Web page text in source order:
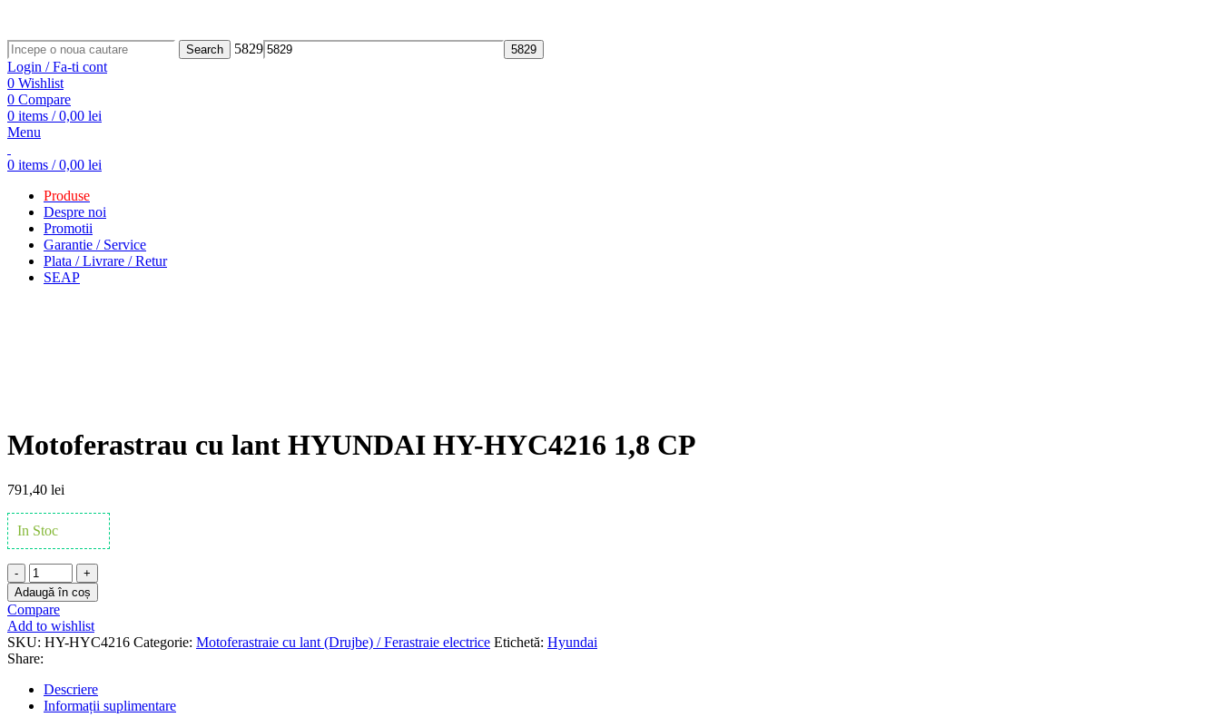
Search
5829
Login / Fa-ti cont
0 Wishlist
0 Compare
0 items / 0,00 lei
Menu
0 items / 0,00 lei
Produse
Despre noi
Promotii
Garantie / Service
Plata / Livrare / Retur
SEAP
Motoferastrau cu lant HYUNDAI HY-HYC4216 1,8 CP
791,40 lei
In Stoc
Cantitate
Motoferastrau
cu
lant
HYUNDAI
HY-
HYC4216
1,8
CP
Adaugă în coș
Compare
Add to wishlist
SKU: HY-HYC4216 Categorie: Motoferastraie cu lant (Drujbe) / Ferastraie electrice Etichetă: Hyundai
Share:
Descriere
Informații suplimentare